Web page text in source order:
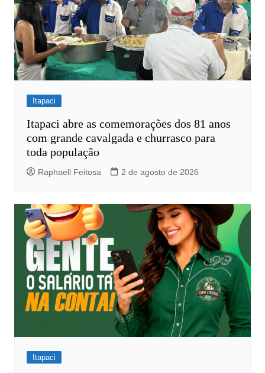
Itapaci
Itapaci abre as comemorações dos 81 anos
com grande cavalgada e churrasco para
toda população
Raphaell Feitosa 2 de agosto de 2026
Itapaci